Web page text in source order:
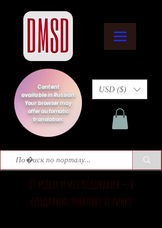
Content
available in Russian.
Your browser may
offer automatic
translation.
USD ($)
От идеи и исследования — к
созданию, упаковке и рынку